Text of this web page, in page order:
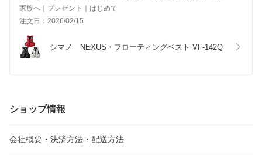
家族へ｜プレゼント｜はじめて
注文日：2026/02/15
シマノ　NEXUS・フローティングベスト VF-142Q
ショップ情報
会社概要・決済方法・配送方法